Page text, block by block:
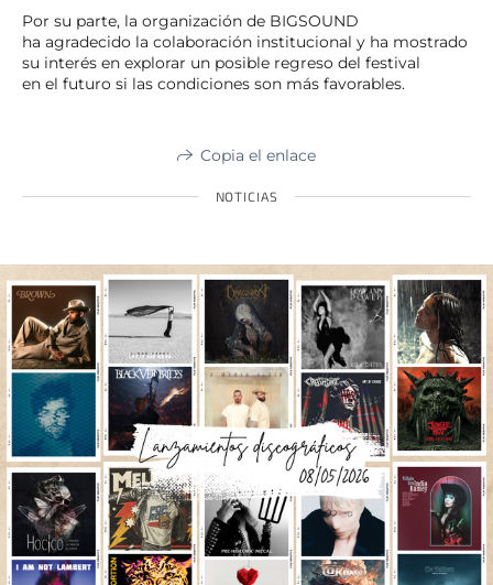
Por su parte, la organización de BIGSOUND
ha agradecido la colaboración institucional y ha mostrado
su interés en explorar un posible regreso del festival
en el futuro si las condiciones son más favorables.
Copia el enlace
NOTICIAS